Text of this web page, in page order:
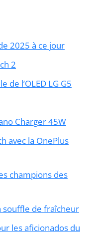
2025 à ce jour
2
de l’OLED LG G5
Charger 45W
avec la OnePlus
champions des
souffle de fraîcheur
les aficionados du